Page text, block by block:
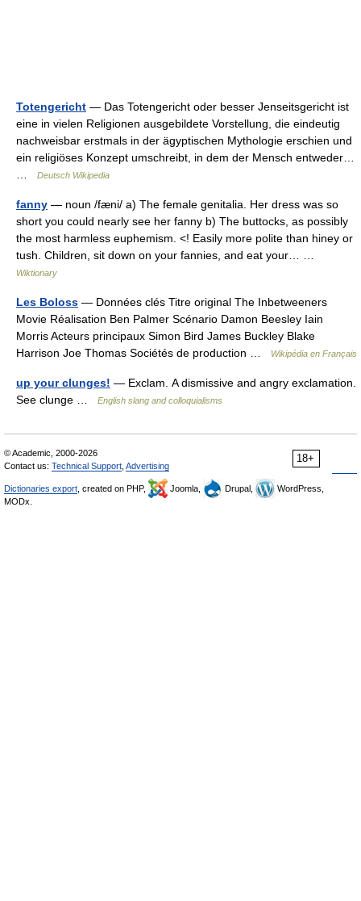
Totengericht — Das Totengericht oder besser Jenseitsgericht ist
eine in vielen Religionen ausgebildete Vorstellung, die eindeutig
nachweisbar erstmals in der ägyptischen Mythologie erschien und
ein religiöses Konzept umschreibt, in dem der Mensch entweder…
Deutsch Wikipedia
fanny — noun /fæni/ a) The female genitalia. Her dress was so
short you could nearly see her fanny b) The buttocks, as possibly
the most harmless euphemism. <! Easily more polite than hiney or
tush. Children, sit down on your fannies, and eat your… …
Wiktionary
Les Boloss — Données clés Titre original The Inbetweeners
Movie Réalisation Ben Palmer Scénario Damon Beesley Iain
Morris Acteurs principaux Simon Bird James Buckley Blake
Harrison Joe Thomas Sociétés de production …
Wikipédia en Français
up your clunges! — Exclam. A dismissive and angry exclamation.
See clunge …
English slang and colloquialisms
18+
© Academic, 2000-2026
Contact us: Technical Support Advertising
Dictionaries export , created on PHP, Joomla, Drupal,
WordPress,
MODx.